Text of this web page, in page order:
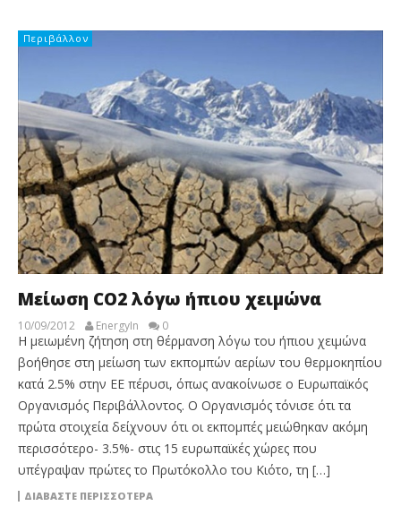
Περιβάλλον
Μείωση CO2 λόγω ήπιου χειμώνα
10/09/2012 EnergyIn 0
Η μειωμένη ζήτηση στη θέρμανση λόγω του ήπιου χειμώνα
βοήθησε στη μείωση των εκπομπών αερίων του θερμοκηπίου
κατά 2.5% στην ΕΕ πέρυσι, όπως ανακοίνωσε ο Ευρωπαϊκός
Οργανισμός Περιβάλλοντος. Ο Οργανισμός τόνισε ότι τα
πρώτα στοιχεία δείχνουν ότι οι εκπομπές μειώθηκαν ακόμη
περισσότερο- 3.5%- στις 15 ευρωπαϊκές χώρες που
υπέγραψαν πρώτες το Πρωτόκολλο του Κιότο, τη […]
ΔΙΑΒΆΣΤΕ ΠΕΡΙΣΣΌΤΕΡΑ